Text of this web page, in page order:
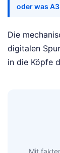
oder was
Die
digitalen
in die Köpfe
Mit